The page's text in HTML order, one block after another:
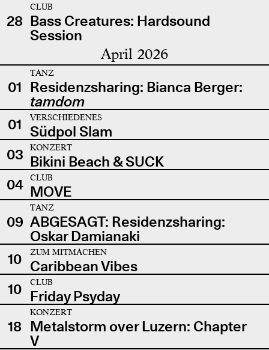
28
CLUB
Bass Creatures: Hardsound
Session
April 2026
01
TANZ
Residenzsharing: Bianca Berger:
tamdom
01
VERSCHIEDENES
Südpol Slam
03
KONZERT
Bikini Beach & SUCK
04
CLUB
MOVE
09
TANZ
ABGESAGT: Residenzsharing:
Oskar Damianaki
10
ZUM MITMACHEN
Caribbean Vibes
10
CLUB
Friday Psyday
18
KONZERT
Metalstorm over Luzern: Chapter
V